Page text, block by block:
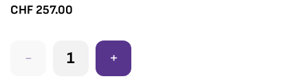
CHF 257.00
- +